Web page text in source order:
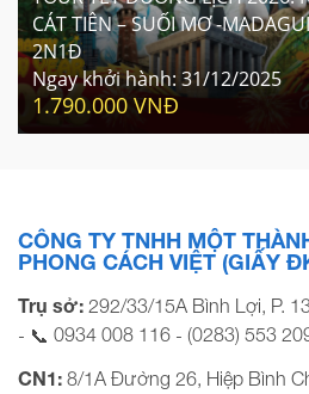
CÁT TIÊN – SUỐI MƠ -MADAGUI
2N1Đ
Ngay khởi hành: 31/12/2025
1.790.000 VNĐ
CÔNG TY TNHH MỘT
PHONG CÁCH VIỆT (GIẤY
Trụ sở: 292/33/15A Bình Lợi, P.
- 📞 0934 008 116 - (0283) 553
CN1: 8/1A Đường 26, Hiệp Bình